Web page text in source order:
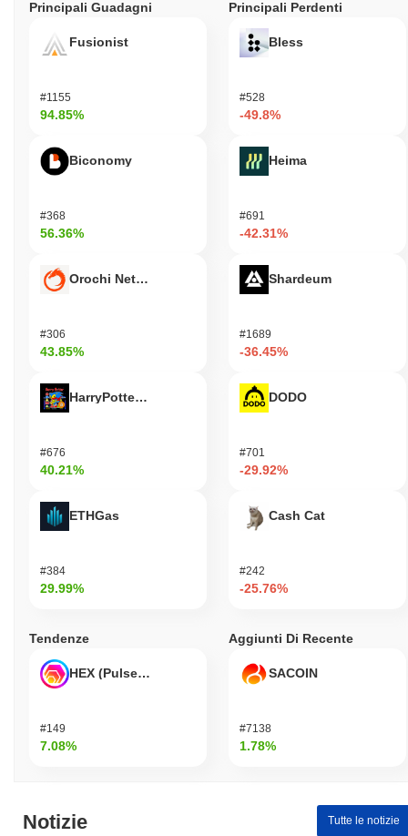
Principali Guadagni
Fusionist
#1155
94.85%
Biconomy
#368
56.36%
Orochi Network
#306
43.85%
HarryPotterObamaSonic10Inu (ETH)
#676
40.21%
ETHGas
#384
29.99%
Principali Perdenti
Bless
#528
-49.8%
Heima
#691
-42.31%
Shardeum
#1689
-36.45%
DODO
#701
-29.92%
Cash Cat
#242
-25.76%
Tendenze
HEX (Pulsechain)
#149
7.08%
Aggiunti Di Recente
SACOIN
#7138
1.78%
Notizie Tutte le notizie